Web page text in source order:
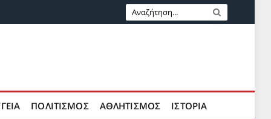
ΠΟΛΙΤΙΣΜΟΣ ΑΘΛΗΤΙΣΜΟΣ ΙΣΤΟΡΙΑ